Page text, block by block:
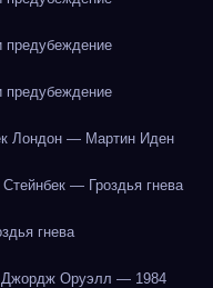
Лондон — Мартин Иден
— Гроздья гнева
гнева
Джордж Оруэлл — 1984